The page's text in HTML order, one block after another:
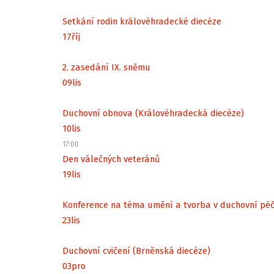
Setkání rodin královéhradecké diecéze
17říj
2. zasedání IX. sněmu
09lis
Duchovní obnova (Královéhradecká diecéze)
10lis
17:00
Den válečných veteránů
19lis
Konference na téma umění a tvorba v duchovní
23lis
Duchovní cvičení (Brněnská diecéze)
03pro